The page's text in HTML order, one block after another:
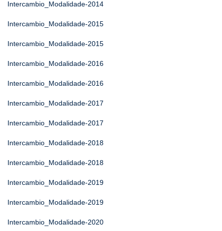
Intercambio_Modalidade-2014
Intercambio_Modalidade-2015
Intercambio_Modalidade-2015
Intercambio_Modalidade-2016
Intercambio_Modalidade-2016
Intercambio_Modalidade-2017
Intercambio_Modalidade-2017
Intercambio_Modalidade-2018
Intercambio_Modalidade-2018
Intercambio_Modalidade-2019
Intercambio_Modalidade-2019
Intercambio_Modalidade-2020